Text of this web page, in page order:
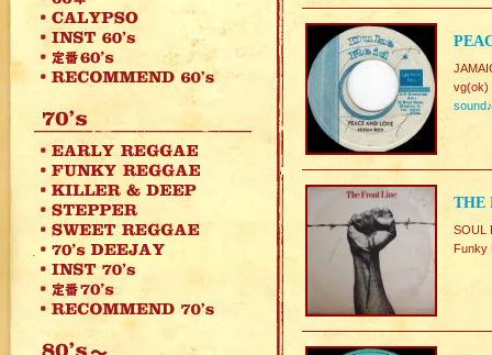
vg(ok)
sound♪
THE
SOUL
Funky